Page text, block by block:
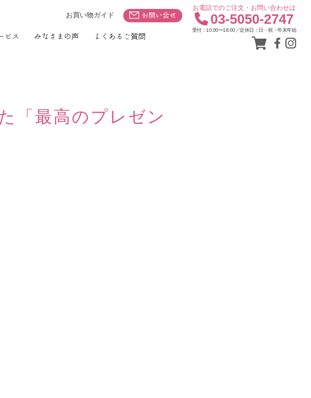
ビス みなさまの声 よくあるご質問
お買い物ガイド お問い合せ
お電話でのご注文・お問い合わせは
03-5050-2747
受付：10:00〜18:00／定休日：日・祝・年末年始
「最高のプレゼン